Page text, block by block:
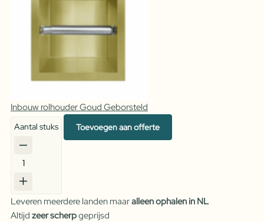
Inbouw rolhouder Goud Geborsteld
Inbouw
rolhouder
aantal
Aantal stuks Toevoegen aan offerte
Leveren meerdere landen maaralleen ophalen in NL
Altijd zeer scherpgeprijsd